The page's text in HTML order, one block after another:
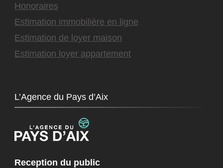
Honoraires
Estimation immobilière en ligne
Estimation de loyer maison
Estimation loyer appartement
L’Agence du Pays d’Aix
Reception du public